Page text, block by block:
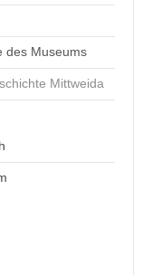
des Museums
Mittweida